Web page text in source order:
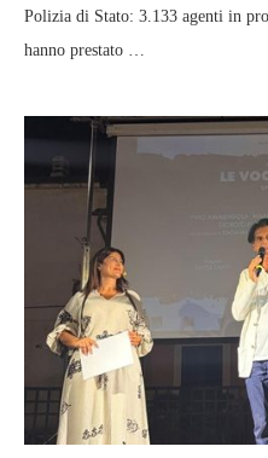
Polizia di Stato: 3.133 agenti in
hanno prestato …